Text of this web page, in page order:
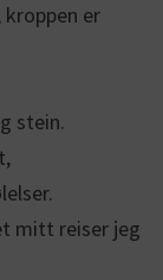
er
stein.
mitt reiser jeg